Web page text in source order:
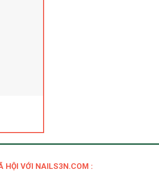
HỘI VỚI NAILS3N.COM :